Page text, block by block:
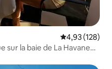
Évaluation
4,93 (128)
sur la baie de La Havane